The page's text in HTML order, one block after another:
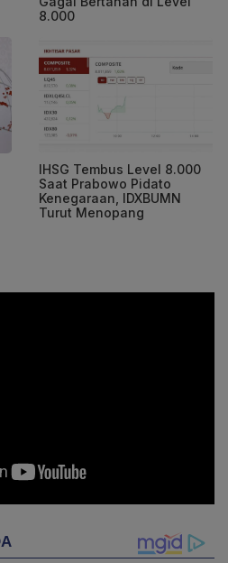
8.000
IHSG Tembus Level 8.000
Saat Prabowo Pidato
Kenegaraan, IDXBUMN
Turut Menopang